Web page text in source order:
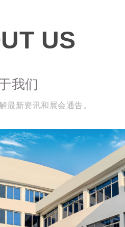
US
我们
最新资讯和展会通告。